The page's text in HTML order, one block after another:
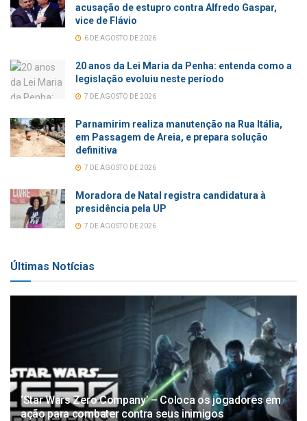
acusação de estupro contra Alfredo Gaspar,
vice de Flávio
6 DE AGOSTO DE 2026
20 anos da Lei Maria da Penha: entenda como a
legislação evoluiu neste período
7 DE AGOSTO DE 2026
Parnamirim realiza manutenção na Rua Itália,
em Passagem de Areia, e prepara solução
definitiva
7 DE AGOSTO DE 2026
Moradora de Natal registra candidatura à
presidência pela UP
7 DE AGOSTO DE 2026
Últimas Notícias
‘Star Wars Zero Company’ – Coloca os jogadores em
ação para combater contra seus inimigos